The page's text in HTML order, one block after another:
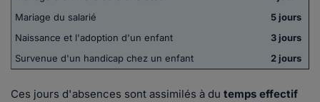
Mariage du salarié
5 jours
Naissance et l'adoption d'un enfant
3 jours
Survenue d'un handicap chez un enfant
2 jours
Ces jours d'absences sont assimilés à du temps effectif